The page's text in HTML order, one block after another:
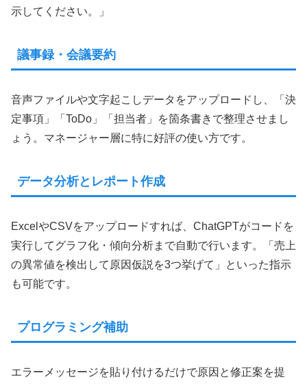
示してください。」
議事録・会議要約
音声ファイルや文字起こしデータをアップロードし、「決
定事項」「ToDo」「担当者」を箇条書きで整理させまし
ょう。マネージャー層に特に好評の使い方です。
データ分析とレポート作成
ExcelやCSVをアップロードすれば、ChatGPTがコードを
実行してグラフ化・傾向分析まで自動で行います。「売上
の異常値を検出して原因仮説を3つ挙げて」といった指示
も可能です。
プログラミング補助
エラーメッセージを貼り付けるだけで原因と修正案を提